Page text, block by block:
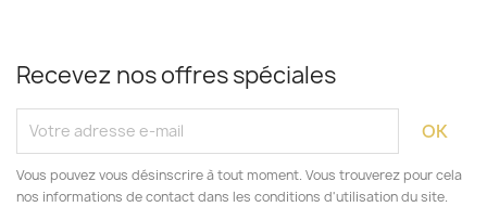
Recevez nos offres spéciales
Vous pouvez vous désinscrire à tout moment. Vous trouverez pour cela
nos informations de contact dans les conditions d'utilisation du site.